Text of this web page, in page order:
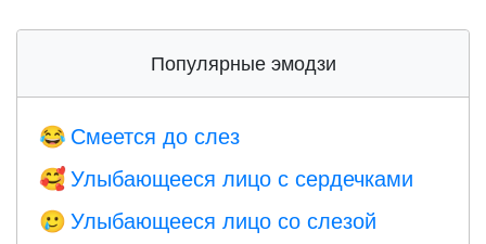
Популярные эмодзи
😂 Смеется до слез
🥰 Улыбающееся лицо с сердечками
🥲 Улыбающееся лицо со слезой